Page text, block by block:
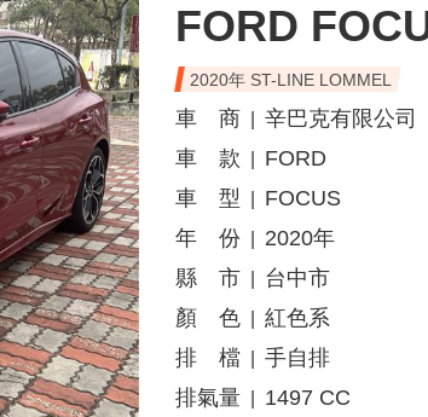
FORD
2020年 ST-LINE LOMMEL
車 商
辛巴克有限公司
車 款
FORD
車 型
FOCUS
年 份
2020年
縣 市
台中市
顏 色
紅色系
排 檔
手自排
排氣量
1497 CC